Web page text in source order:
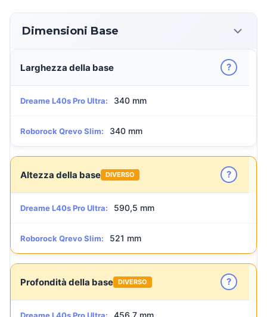
Dimensioni Base
Larghezza della base ?
Dreame L40s Pro Ultra: 340 mm
Roborock Qrevo Slim: 340 mm
Altezza della base DIVERSO ?
Dreame L40s Pro Ultra: 590,5 mm
Roborock Qrevo Slim: 521 mm
Profondità della base DIVERSO ?
456,7 mm